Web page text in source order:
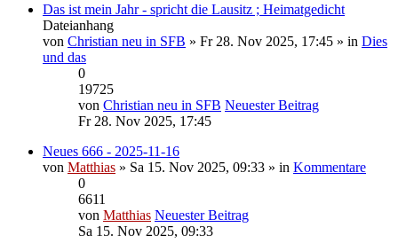
Das ist mein Jahr - spricht die Lausitz ; Heimatgedicht
Dateianhang
von Christian neu in SFB » Fr 28. Nov 2025, 17:45 » in Dies
und das
0
19725
von Christian neu in SFB Neuester Beitrag
Fr 28. Nov 2025, 17:45
Neues 666 - 2025-11-16
von Matthias » Sa 15. Nov 2025, 09:33 » in Kommentare
0
6611
von Matthias Neuester Beitrag
Sa 15. Nov 2025, 09:33